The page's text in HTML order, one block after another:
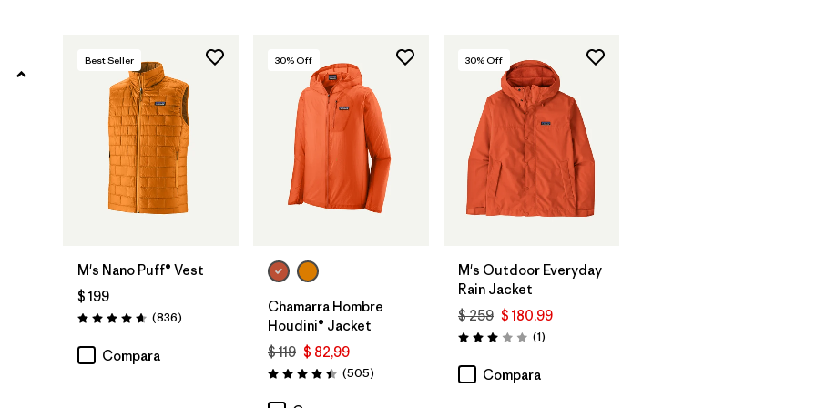
Warmth Index
Familia de productos
Best Seller
M's Nano Puff® Vest
$ 199
Valoración: 4.7 / 5
(836Comentarios
)
Compara
30% Off
Chamarra Hombre
Houdini® Jacket
$ 119 $ 82,99
Valoración: 4.5 / 5
(505Comentarios
)
30% Off
M's Outdoor Everyday
Rain Jacket
$ 259 $ 180,99
Valoración: 3.0 / 5
(1Comentarios
)
Compara